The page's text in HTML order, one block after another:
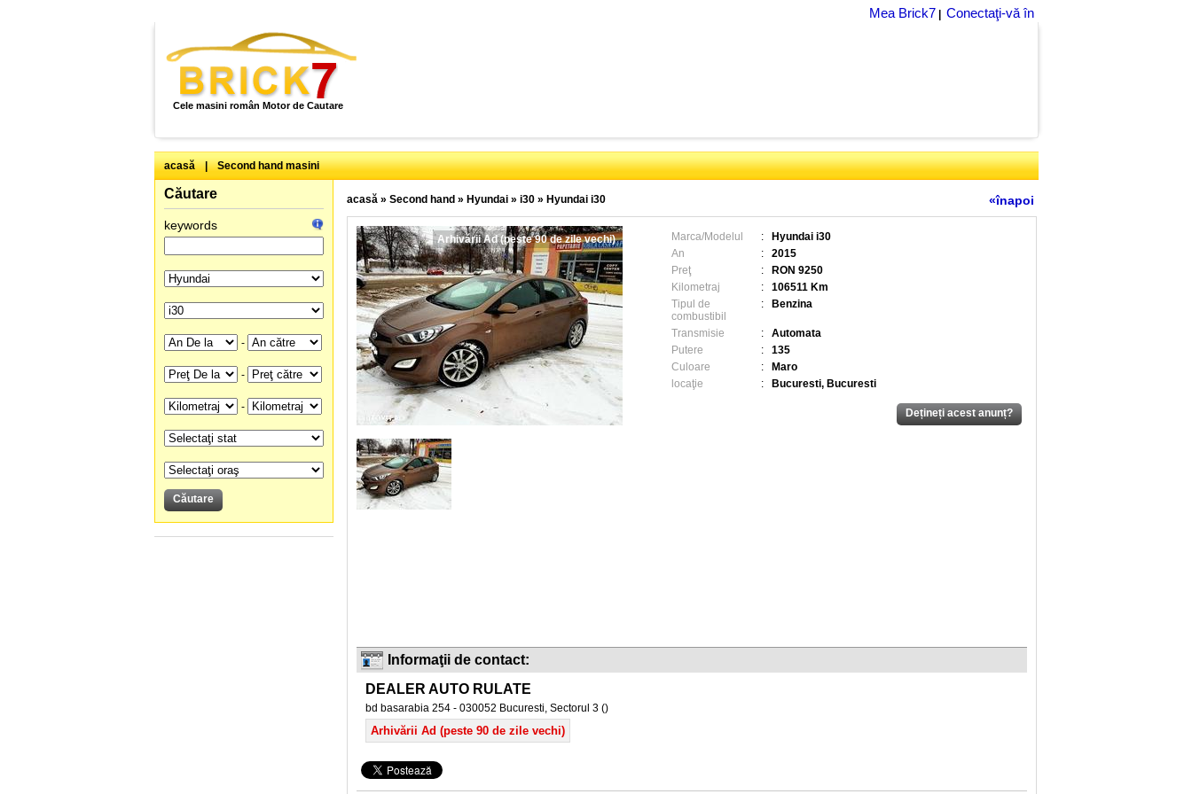
Mea Brick7 Conectaţi-vă în
Cele masini român Motor de Cautare
acasă | Second hand masini
Căutare
keywords
-
-
-
«înapoi
acasă» Second hand » Hyundai» i30» Hyundai i30
Arhivării Ad (peste 90 de zile vechi) Marca/Modelul :
Hyundai i30
An
:
2015
Preţ
:
RON 9250
Kilometraj
:
106511 Km
Tipul de
combustibil
: Benzina
Transmisie :
Automata
Putere
:
135
Culoare
:
Maro
locaţie
: Bucuresti, Bucuresti
Informaţii de contact:
DEALER AUTO RULATE
bd basarabia 254 - 030052 Bucuresti, Sectorul 3 ()
Arhivării Ad (peste 90 de zile vechi)